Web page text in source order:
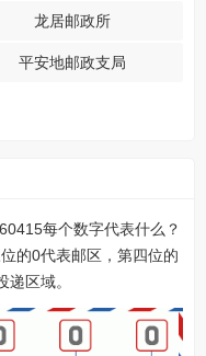
龙居邮政所
平安地邮政支局
每个数字代表什么？
的0代表邮区，第四位的
区域。